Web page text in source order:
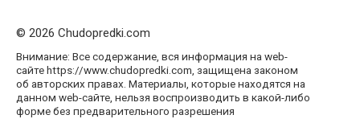
© 2026 Chudopredki.com
Внимание: Все содержание, вся информация на web-
сайте https://www.chudopredki.com, защищена законом
об авторских правах. Материалы, которые находятся на
данном web-сайте, нельзя воспроизводить в какой-либо
форме без предварительного разрешения